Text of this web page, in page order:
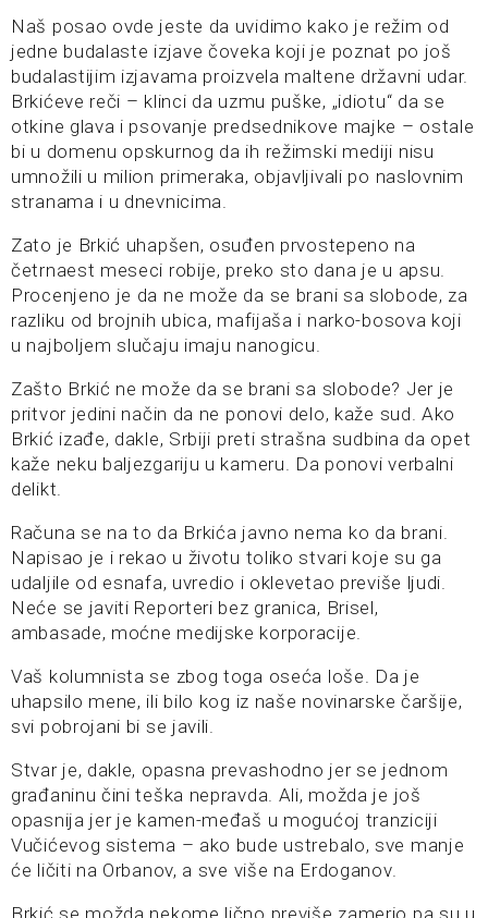
Naš posao ovde jeste da uvidimo kako je režim od
jedne budalaste izjave čoveka koji je poznat po još
budalastijim izjavama proizvela maltene državni udar.
Brkićeve reči – klinci da uzmu puške, „idiotu“ da se
otkine glava i psovanje predsednikove majke – ostale
bi u domenu opskurnog da ih režimski mediji nisu
umnožili u milion primeraka, objavljivali po naslovnim
stranama i u dnevnicima.
Zato je Brkić uhapšen, osuđen prvostepeno na
četrnaest meseci robije, preko sto dana je u apsu.
Procenjeno je da ne može da se brani sa slobode, za
razliku od brojnih ubica, mafijaša i narko-bosova koji
u najboljem slučaju imaju nanogicu.
Zašto Brkić ne može da se brani sa slobode? Jer je
pritvor jedini način da ne ponovi delo, kaže sud. Ako
Brkić izađe, dakle, Srbiji preti strašna sudbina da opet
kaže neku baljezgariju u kameru. Da ponovi verbalni
delikt.
Računa se na to da Brkića javno nema ko da brani.
Napisao je i rekao u životu toliko stvari koje su ga
udaljile od esnafa, uvredio i oklevetao previše ljudi.
Neće se javiti Reporteri bez granica, Brisel,
ambasade, moćne medijske korporacije.
Vaš kolumnista se zbog toga oseća loše. Da je
uhapsilo mene, ili bilo kog iz naše novinarske čaršije,
svi pobrojani bi se javili.
Stvar je, dakle, opasna prevashodno jer se jednom
građaninu čini teška nepravda. Ali, možda je još
opasnija jer je kamen-međaš u mogućoj tranziciji
Vučićevog sistema – ako bude ustrebalo, sve manje
će ličiti na Orbanov, a sve više na Erdoganov.
Brkić se možda nekome lično previše zamerio pa su u